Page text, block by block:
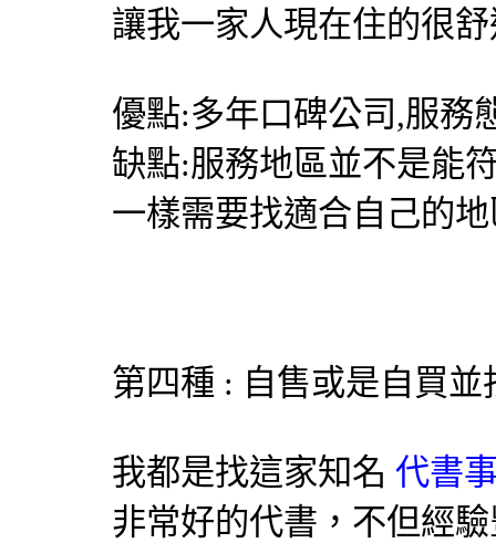
讓我一家人現在住的很
優點:多年口碑公司,服務
缺點:服務地區並不是能
一樣需要找適合自己的
第四種 : 自售或是自買
我都是找這家知名 代書
非常好的代書，不但經